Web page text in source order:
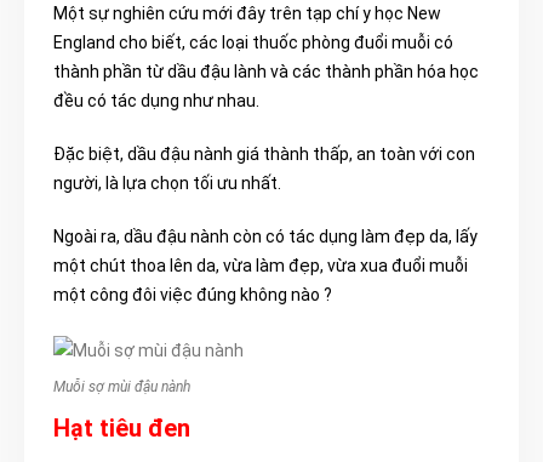
Một sự nghiên cứu mới đây trên tạp chí y học New
England cho biết, các loại thuốc phòng đuổi muỗi có
thành phần từ dầu đậu lành và các thành phần hóa học
đều có tác dụng như nhau.
Đặc biệt, dầu đậu nành giá thành thấp, an toàn với con
người, là lựa chọn tối ưu nhất.
Ngoài ra, dầu đậu nành còn có tác dụng làm đẹp da, lấy
một chút thoa lên da, vừa làm đẹp, vừa xua đuổi muỗi
một công đôi việc đúng không nào ?
Muỗi sợ mùi đậu nành
Hạt tiêu đen